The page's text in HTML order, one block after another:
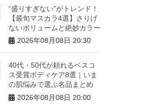
“盛りすぎない”がトレンド！
【最旬マスカラ4選】さりげ
ないボリュームと絶妙カラー
2026年08月08日 20:30
40代・50代が頼れるベスコ
ス受賞ボディケア8選｜いま
の肌悩みで選ぶ名品まとめ
2026年08月08日 20:00